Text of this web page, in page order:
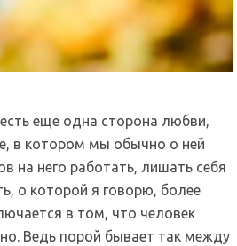
еще одна сторона любви,
в котором мы обычно о ней
на него работать, лишать себя
о которой я говорю, более
в том, что человек
Ведь порой бывает так между